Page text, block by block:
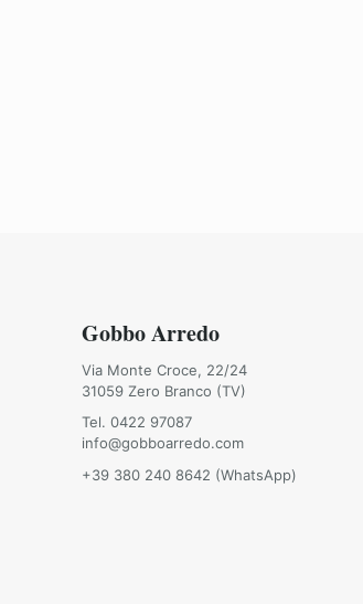
Gobbo Arredo
Via Monte Croce, 22/24
31059 Zero Branco (TV)
Tel. 0422 97087
info@gobboarredo.com
+39 380 240 8642 (WhatsApp)